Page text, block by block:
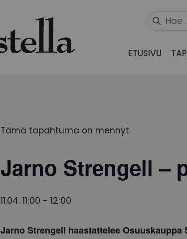
ETUSIVU
Tämä tapahtuma on mennyt.
Jarno Strengell –
11.04. 11:00 - 12:00
Jarno Strengell haastattelee